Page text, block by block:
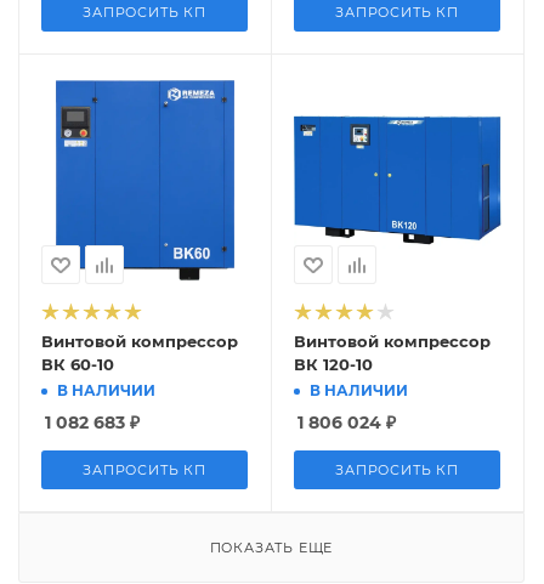
ЗАПРОСИТЬ КП ЗАПРОСИТЬ КП
Винтовой компрессор
ВК 60-10
В НАЛИЧИИ
1 082 683 ₽
ЗАПРОСИТЬ КП
Винтовой компрессор
ВК 120-10
В НАЛИЧИИ
1 806 024 ₽
ЗАПРОСИТЬ КП
ПОКАЗАТЬ ЕЩЕ